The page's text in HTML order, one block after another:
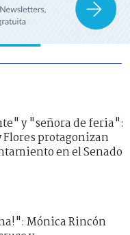
y "señora de feria":
protagonizan
en el Senado
Mónica Rincón